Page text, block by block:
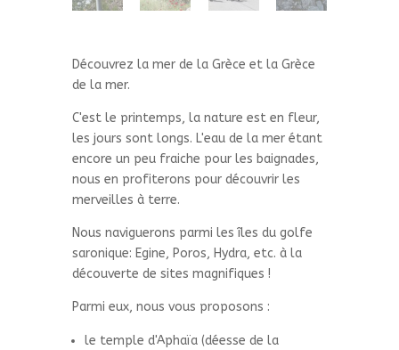
Découvrez la mer de la Grèce et la Grèce
de la mer.
C'est le printemps, la nature est en fleur,
les jours sont longs. L'eau de la mer étant
encore un peu fraiche pour les baignades,
nous en profiterons pour découvrir les
merveilles à terre.
Nous naviguerons parmi les îles du golfe
saronique: Egine, Poros, Hydra, etc. à la
découverte de sites magnifiques !
Parmi eux, nous vous proposons :
le temple d'Aphaïa (déesse de la